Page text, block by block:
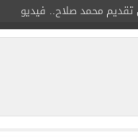
تقديم محمد صلاح.. فيديو
فقدت أخ وكان حواليا ألف أخ